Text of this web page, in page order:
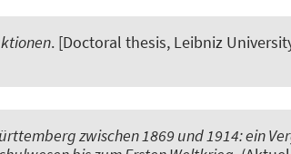
. [Doctoral thesis, Leibniz
zwischen 1869 und 1914: ein